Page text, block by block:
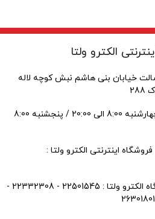
الکترو ولتا
خیابان بنی هاشم نبش کوچه لاله
ساعت کاری : شنبه تا چهارشنبه 8:00 الی 20:00 / پنجشنبه 8:00
اینترنتی الکترو ولتا :
شماره تلفن های فروشگاه الکترو ولتا : 22501545 - 22332308 -